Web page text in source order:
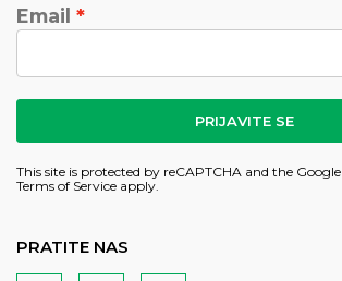
Email
PRIJAVITE SE
This site is protected by reCAPTCHA and the Google
Terms of Service apply.
PRATITE NAS